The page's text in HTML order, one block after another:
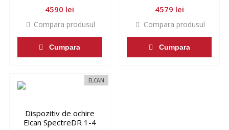
4590 lei
Compara produsul
Cumpara
4579 lei
Compara produsul
Cumpara
ELCAN
Dispozitiv de ochire
Elcan SpectreDR 1-4